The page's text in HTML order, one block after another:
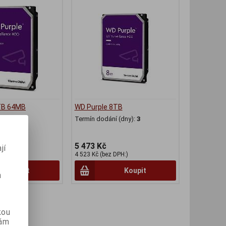
64MB
Koupit
WD Purple 8TB
Termín dodání (dny): 3
5 473 Kč
4 523 Kč (bez DPH:)
Koupit